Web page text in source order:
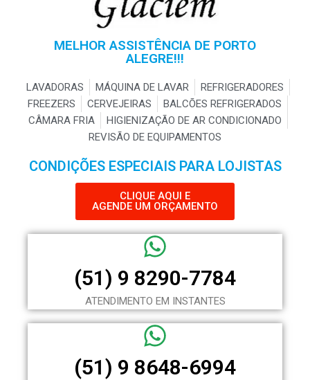
MELHOR ASSISTÊNCIA DE PORTO
ALEGRE!!!
LAVADORAS MÁQUINA DE LAVAR
REFRIGERADORES
FREEZERS
CERVEJEIRAS
BALCÕES REFRIGERADOS
CÂMARA FRIA
HIGIENIZAÇÃO DE AR CONDICIONADO
REVISÃO DE EQUIPAMENTOS
CONDIÇÕES ESPECIAIS PARA LOJISTAS
CLIQUE AQUI E
AGENDE UM ORÇAMENTO
(51) 9 8290-7784
ATENDIMENTO EM INSTANTES
(51) 9 8648-6994